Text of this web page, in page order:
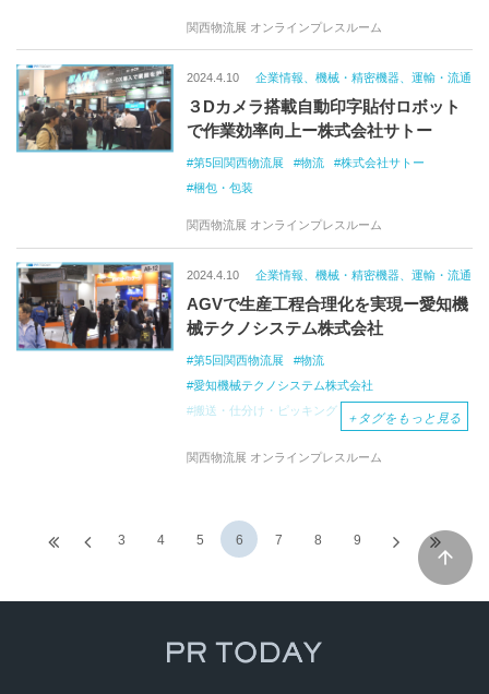
関西物流展 オンラインプレスルーム
2024.4.10 企業情報、機械・精密機器、運輸・流通
３Dカメラ搭載自動印字貼付ロボット
で作業効率向上ー株式会社サトー
第5回関西物流展 物流
株式会社サトー
梱包・包装
関西物流展 オンラインプレスルーム
2024.4.10 企業情報、機械・精密機器、運輸・流通
AGVで生産工程合理化を実現ー愛知機
械テクノシステム株式会社
第5回関西物流展
物流
愛知機械テクノシステム株式会社
搬送・仕分け・ピッキング
＋ タグをもっと見る
関西物流展 オンラインプレスルーム
3 4 5 6 7 8 9